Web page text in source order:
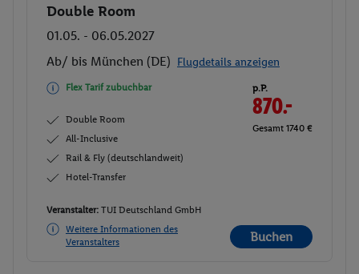
Buchen
Double Room
01.05. - 06.05.2027
Ab/ bis München (DE) Flugdetails anzeigen
Flex Tarif zubuchbar
Double Room
All-Inclusive
Rail & Fly (deutschlandweit)
Hotel-Transfer
p.P.
870.-
Gesamt 1740 €
Veranstalter: TUI Deutschland GmbH
Weitere Informationen des
Veranstalters
Buchen